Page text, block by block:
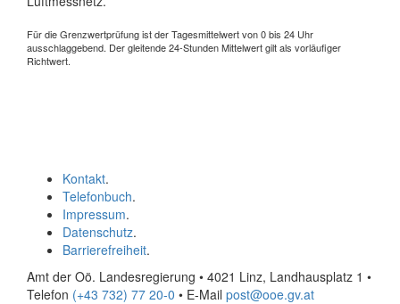
Für die Grenzwertprüfung ist der Tagesmittelwert von 0 bis 24 Uhr
ausschlaggebend. Der gleitende 24-Stunden Mittelwert gilt als vorläufiger
Richtwert.
Kontakt.
Telefonbuch.
Impressum.
Datenschutz.
Barrierefreiheit.
Amt der Oö. Landesregierung • 4021 Linz, Landhausplatz 1 •
Telefon (+43 732) 77 20-0 • E-Mail post@ooe.gv.at